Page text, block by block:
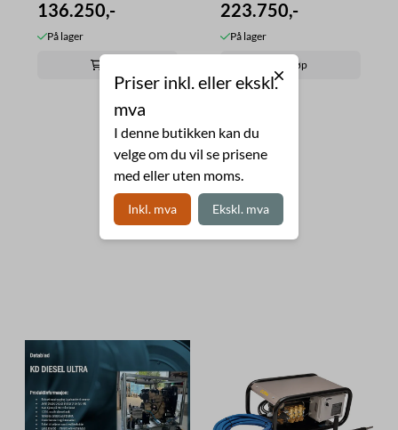
136.250,-
På lager
høytrykkspyler
223.750,-
På lager
Kjøp
Priser inkl. eller ekskl.
mva
I denne butikken kan du
velge om du vil se prisene
med eller uten moms.
Inkl. mva Ekskl. mva